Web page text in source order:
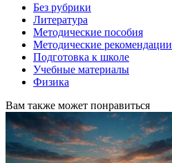
Без рубрики
Литература
Методические пособия
Методические рекомендации
Подготовка к школе
Учебные материалы
Физика
Вам также может понравиться